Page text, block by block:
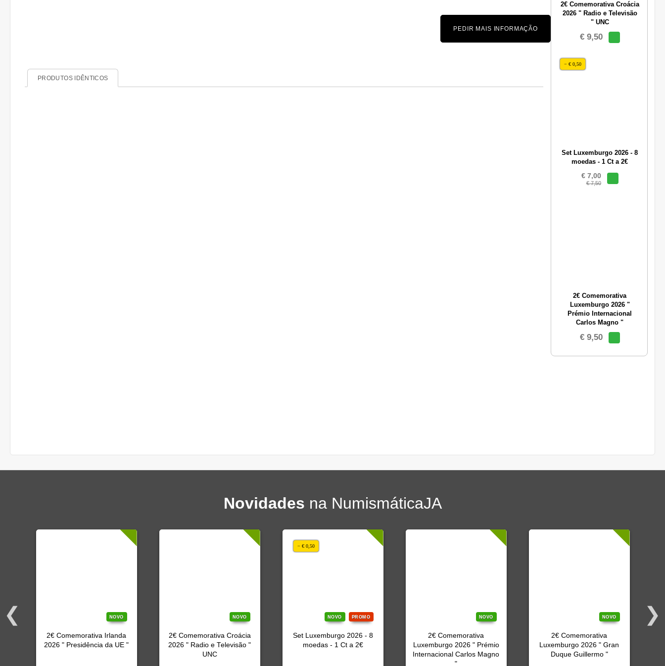
PEDIR MAIS INFORMAÇÃO
PRODUTOS IDÊNTICOS
2€ Comemorativa Croácia
2026 " Radio e Televisão
" UNC
€ 9,50
− € 0,50
Set Luxemburgo 2026 - 8
moedas - 1 Ct a 2€
€ 7,00
€ 7,50
2€ Comemorativa
Luxemburgo 2026 "
Prémio Internacional
Carlos Magno "
€ 9,50
Novidades na NumismáticaJA
NOVO
2€ Comemorativa Irlanda
2026 " Presidência da UE "
NOVO
2€ Comemorativa Croácia
2026 " Radio e Televisão "
UNC
NOVO PROMO
Set Luxemburgo 2026 - 8
moedas - 1 Ct a 2€
− € 0,50
NOVO
2€ Comemorativa
Luxemburgo 2026 " Prémio
Internacional Carlos Magno
"
NOVO
2€ Comemorativa
Luxemburgo 2026 " Gran
Duque Guillermo "